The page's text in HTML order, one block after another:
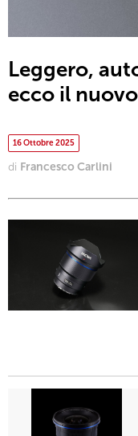
Leggero,
ecco il
16 Ottobre 2025
di Francesco Carlini